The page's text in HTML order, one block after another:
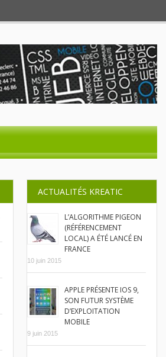
ACTUALITÉS KREATIC
L’ALGORITHME PIGEON
(RÉFÉRENCEMENT
LOCAL) A ÉTÉ LANCÉ EN
FRANCE
10 juin 2015
APPLE PRÉSENTE IOS 9,
SON FUTUR SYSTÈME
D’EXPLOITATION
MOBILE
9 juin 2015